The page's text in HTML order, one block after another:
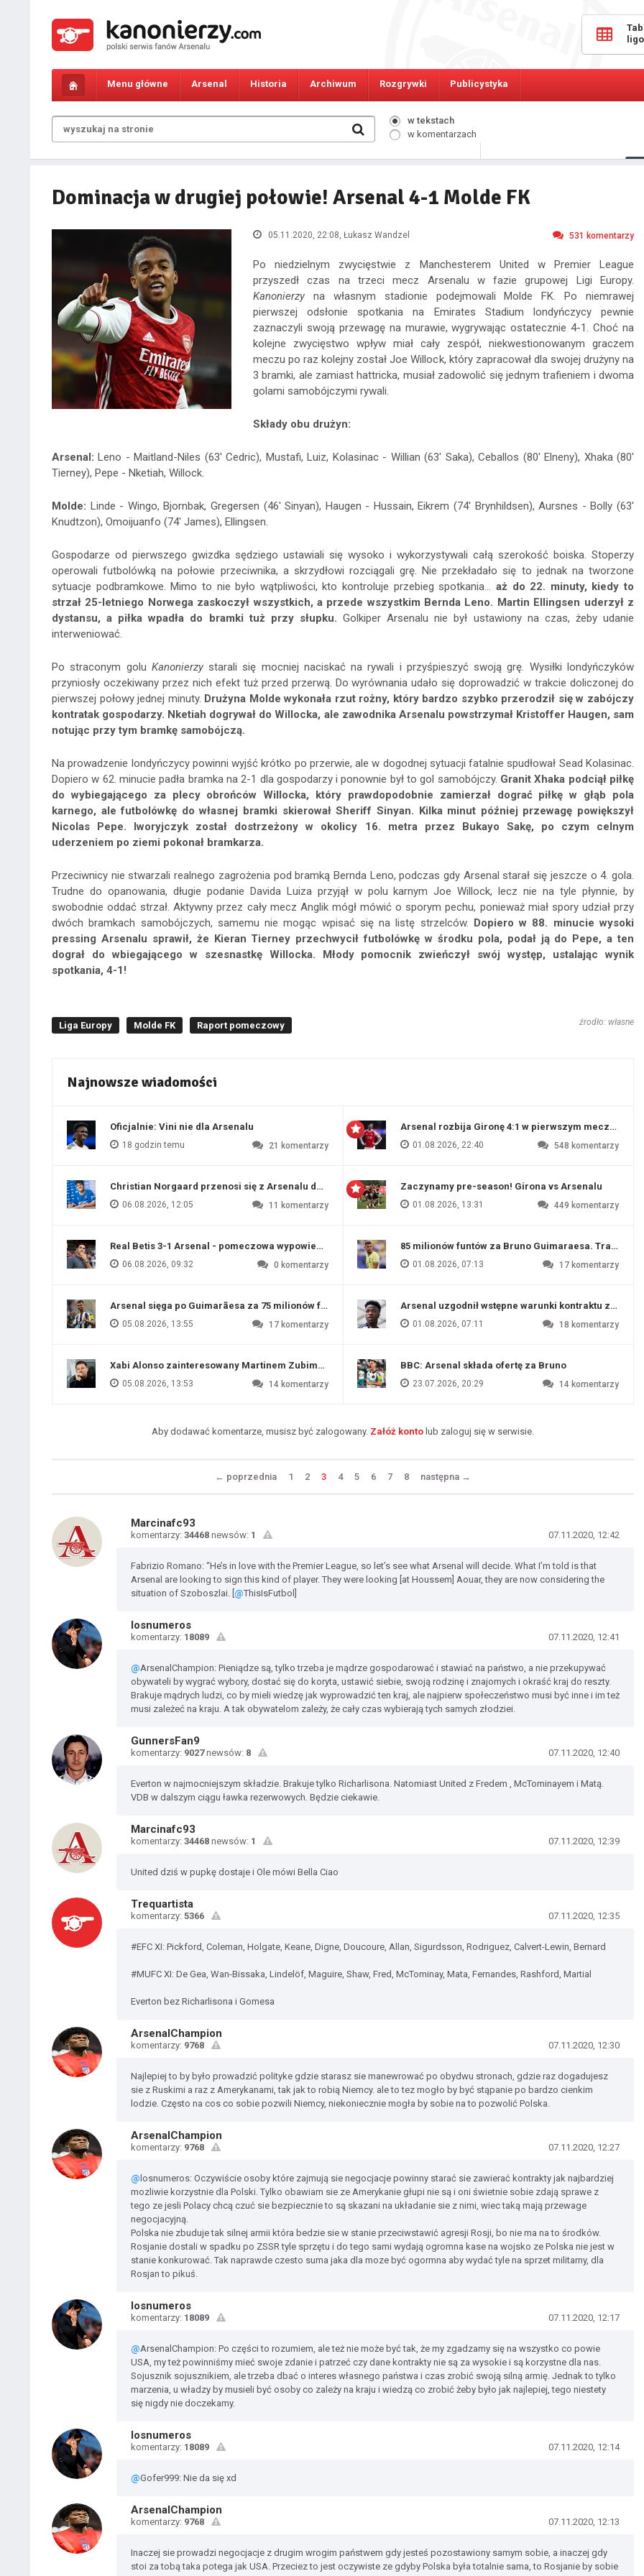
Menu główne Arsenal Historia Archiwum Rozgrywki Publicystyka
w tekstach
w komentarzach
Dominacja w drugiej połowie! Arsenal 4-1 Molde FK
05.11.2020, 22:08, Łukasz Wandzel 531 komentarzy
Po niedzielnym zwycięstwie z Manchesterem United w Premier League
przyszedł czas na trzeci mecz Arsenalu w fazie grupowej Ligi Europy.
Kanonierzy na własnym stadionie podejmowali Molde FK. Po niemrawej
pierwszej odsłonie spotkania na Emirates Stadium londyńczycy pewnie
zaznaczyli swoją przewagę na murawie, wygrywając ostatecznie 4-1. Choć na
kolejne zwycięstwo wpływ miał cały zespół, niekwestionowanym graczem
meczu po raz kolejny został Joe Willock, który zapracował dla swojej drużyny na
3 bramki, ale zamiast hattricka, musiał zadowolić się jednym trafieniem i dwoma
golami samobójczymi rywali.
Składy obu drużyn:
Arsenal: Leno - Maitland-Niles (63' Cedric), Mustafi, Luiz, Kolasinac - Willian (63' Saka), Ceballos (80' Elneny), Xhaka (80'
Tierney), Pepe - Nketiah, Willock.
Molde: Linde - Wingo, Bjornbak, Gregersen (46' Sinyan), Haugen - Hussain, Eikrem (74' Brynhildsen), Aursnes - Bolly (63'
Knudtzon), Omoijuanfo (74' James), Ellingsen.
Gospodarze od pierwszego gwizdka sędziego ustawiali się wysoko i wykorzystywali całą szerokość boiska. Stoperzy
operowali futbolówką na połowie przeciwnika, a skrzydłowi rozciągali grę. Nie przekładało się to jednak na tworzone
sytuacje podbramkowe. Mimo to nie było wątpliwości, kto kontroluje przebieg spotkania... aż do 22. minuty, kiedy to
strzał 25-letniego Norwega zaskoczył wszystkich, a przede wszystkim Bernda Leno. Martin Ellingsen uderzył z
dystansu, a piłka wpadła do bramki tuż przy słupku. Golkiper Arsenalu nie był ustawiony na czas, żeby udanie
interweniować.
Po straconym golu Kanonierzystarali się mocniej naciskać na rywali i przyśpieszyć swoją grę. Wysiłki londyńczyków
przyniosły oczekiwany przez nich efekt tuż przed przerwą. Do wyrównania udało się doprowadzić w trakcie doliczonej do
pierwszej połowy jednej minuty. Drużyna Molde wykonała rzut rożny, który bardzo szybko przerodził się w zabójczy
kontratak gospodarzy. Nketiah dogrywał do Willocka, ale zawodnika Arsenalu powstrzymał Kristoffer Haugen, sam
notując przy tym bramkę samobójczą.
Na prowadzenie londyńczycy powinni wyjść krótko po przerwie, ale w dogodnej sytuacji fatalnie spudłował Sead Kolasinac.
Dopiero w 62. minucie padła bramka na 2-1 dla gospodarzy i ponownie był to gol samobójczy. Granit Xhaka podciął piłkę
do wybiegającego za plecy obrońców Willocka, który prawdopodobnie zamierzał dograć piłkę w głąb pola
karnego, ale futbolówkę do własnej bramki skierował Sheriff Sinyan. Kilka minut później przewagę powiększył
Nicolas Pepe. Iworyjczyk został dostrzeżony w okolicy 16. metra przez Bukayo Sakę, po czym celnym
uderzeniem po ziemi pokonał bramkarza.
Przeciwnicy nie stwarzali realnego zagrożenia pod bramką Bernda Leno, podczas gdy Arsenal starał się jeszcze o 4. gola.
Trudne do opanowania, długie podanie Davida Luiza przyjął w polu karnym Joe Willock, lecz nie na tyle płynnie, by
swobodnie oddać strzał. Aktywny przez cały mecz Anglik mógł mówić o sporym pechu, ponieważ miał spory udział przy
dwóch bramkach samobójczych, samemu nie mogąc wpisać się na listę strzelców. Dopiero w 88. minucie wysoki
pressing Arsenalu sprawił, że Kieran Tierney przechwycił futbolówkę w środku pola, podał ją do Pepe, a ten
dograł do wbiegającego w szesnastkę Willocka. Młody pomocnik zwieńczył swój występ, ustalając wynik
spotkania, 4-1!
Liga Europy Molde FK Raport pomeczowy źrodło: własne
Najnowsze wiadomości
Oficjalnie: Vini nie dla Arsenalu
18 godzin temu 21 komentarzy
Christian Norgaard przenosi się z Arsenalu do Evertonu
06.08.2026, 12:05 11 komentarzy
Real Betis 3-1 Arsenal - pomeczowa wypowiedź Artety
06.08.2026, 09:32 0 komentarzy
Arsenal sięga po Guimarãesa za 75 milionów funtów
05.08.2026, 13:55 17 komentarzy
Xabi Alonso zainteresowany Martinem Zubimendim
05.08.2026, 13:53 14 komentarzy
Arsenal rozbija Gironę 4:1 w pierwszym meczu
01.08.2026, 22:40 548 komentarzy
Zaczynamy pre-season! Girona vs Arsenalu
01.08.2026, 13:31 449 komentarzy
85 milionów funtów za Bruno Guimaraesa. Transfer
01.08.2026, 07:13 17 komentarzy
Arsenal uzgodnił wstępne warunki kontraktu z
01.08.2026, 07:11 18 komentarzy
BBC: Arsenal składa ofertę za Bruno
23.07.2026, 20:29 14 komentarzy
Aby dodawać komentarze, musisz być zalogowany. Załóż konto lub zaloguj się w serwisie.
← poprzednia 1 2 3 4 5 6 7 8 następna →
Marcinafc93
komentarzy: 34468 newsów: 1 07.11.2020, 12:42
Fabrizio Romano: “He’s in love with the Premier League, so let’s see what Arsenal will decide. What I’m told is that
Arsenal are looking to sign this kind of player. They were looking [at Houssem] Aouar, they are now considering the
situation of Szoboszlai. [ @ThisIsFutbol]
losnumeros
komentarzy: 18089 07.11.2020, 12:41
@ArsenalChampion: Pieniądze są, tylko trzeba je mądrze gospodarować i stawiać na państwo, a nie przekupywać
obywateli by wygrać wybory, dostać się do koryta, ustawić siebie, swoją rodzinę i znajomych i okraść kraj do reszty.
Brakuje mądrych ludzi, co by mieli wiedzę jak wyprowadzić ten kraj, ale najpierw społeczeństwo musi być inne i im też
musi zależeć na kraju. A tak obywatelom zależy, że cały czas wybierają tych samych złodziei.
GunnersFan9
komentarzy: 9027newsów: 8 07.11.2020, 12:40
Everton w najmocniejszym składzie. Brakuje tylko Richarlisona. Natomiast United z Fredem , McTominayem i Matą.
VDB w dalszym ciągu ławka rezerwowych. Będzie ciekawie.
Marcinafc93
komentarzy: 34468 newsów: 1 07.11.2020, 12:39
United dziś w pupkę dostaje i Ole mówi Bella Ciao
Trequartista
komentarzy: 5366 07.11.2020, 12:35
#EFC XI: Pickford, Coleman, Holgate, Keane, Digne, Doucoure, Allan, Sigurdsson, Rodriguez, Calvert-Lewin, Bernard
#MUFC XI: De Gea, Wan-Bissaka, Lindelöf, Maguire, Shaw, Fred, McTominay, Mata, Fernandes, Rashford, Martial
Everton bez Richarlisona i Gomesa
ArsenalChampion
komentarzy: 9768 07.11.2020, 12:30
Najlepiej to by było prowadzić polityke gdzie starasz sie manewrować po obydwu stronach, gdzie raz dogadujesz
sie z Ruskimi a raz z Amerykanami, tak jak to robią Niemcy. ale to tez mogło by być stąpanie po bardzo cienkim
lodzie. Często na cos co sobie pozwili Niemcy, niekoniecznie mogła by sobie na to pozwolić Polska.
ArsenalChampion
komentarzy: 9768 07.11.2020, 12:27
@ losnumeros: Oczywiście osoby które zajmują sie negocjacje powinny starać sie zawierać kontrakty jak najbardziej
mozliwie korzystnie dla Polski. Tylko obawiam sie ze Amerykanie głupi nie są i oni świetnie sobie zdają sprawe z
tego ze jesli Polacy chcą czuć sie bezpiecznie to są skazani na układanie sie z nimi, wiec taką mają przewage
negocjacyjną.
Polska nie zbuduje tak silnej armii która bedzie sie w stanie przeciwstawić agresji Rosji, bo nie ma na to środków.
Rosjanie dostali w spadku po ZSSR tyle sprzętu i do tego sami wydają ogromna kase na wojsko ze Polska nie jest w
stanie konkurować. Tak naprawde czesto suma jaka dla moze być ogormna aby wydać tyle na sprzet militarny, dla
Rosjan to pikuś.
losnumeros
komentarzy: 18089 07.11.2020, 12:17
@ArsenalChampion: Po części to rozumiem, ale też nie może być tak, że my zgadzamy się na wszystko co powie
USA, my też powinniśmy mieć swoje zdanie i patrzeć czy dane kontrakty nie są za wysokie i są korzystne dla nas.
Sojusznik sojusznikiem, ale trzeba dbać o interes własnego państwa i czas zrobić swoją silną armię. Jednak to tylko
marzenia, u władzy by musieli być osoby co zależy na kraju i wiedzą co zrobić żeby było jak najlepiej, tego niestety
się nigdy nie doczekamy.
losnumeros
komentarzy: 18089 07.11.2020, 12:14
@Gofer999: Nie da się xd
ArsenalChampion
komentarzy: 9768 07.11.2020, 12:13
Inaczej sie prowadzi negocjacje z drugim wrogim państwem gdy jesteś pozostawiony samym sobie, a inaczej gdy
stoi za tobą taka potega jak USA. Przeciez to jest oczywiste ze gdyby Polska była totalnie sama, to Rosjanie by sobie